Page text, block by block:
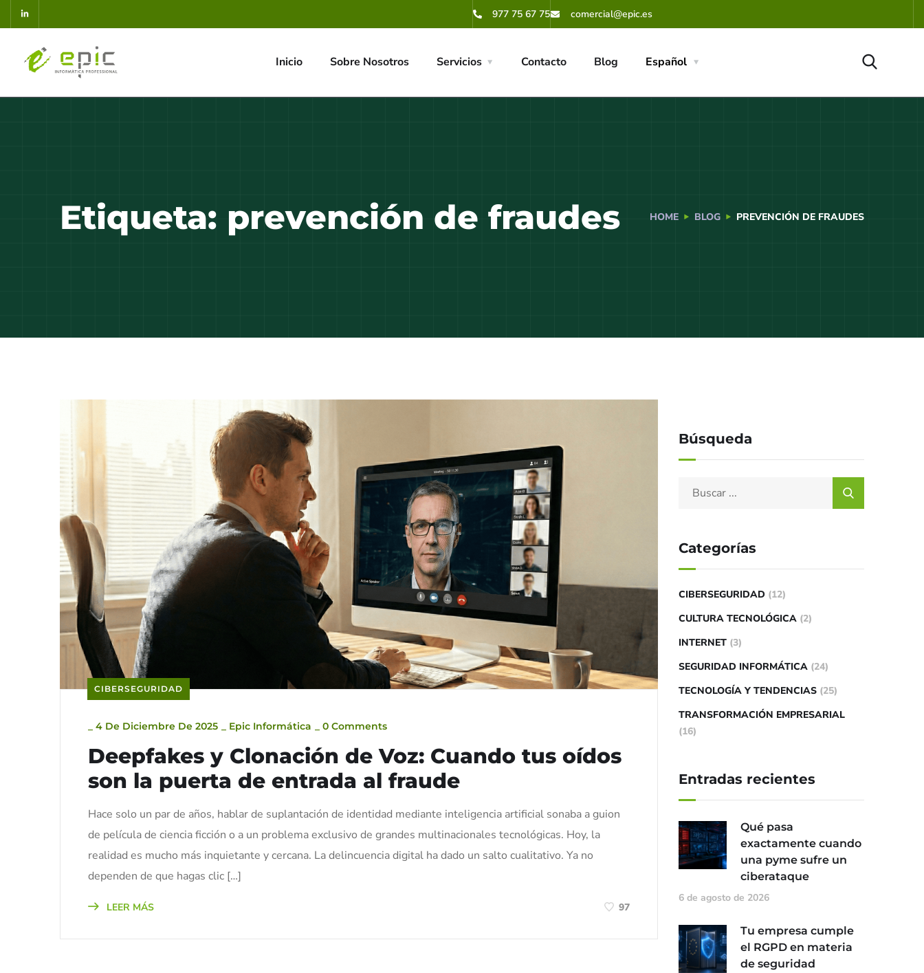
977 75 67 75 comercial@epic.es
Inicio Sobre Nosotros Servicios Contacto Blog Español
Etiqueta: prevención de fraudes HOME BLOG PREVENCIÓN DE FRAUDES
CIBERSEGURIDAD
4 De Diciembre De 2025 Epic Informática 0 Comments
Deepfakes y Clonación de Voz: Cuando tus oídos
son la puerta de entrada al fraude
Hace solo un par de años, hablar de suplantación de identidad mediante inteligencia artificial sonaba a guion
de película de ciencia ficción o a un problema exclusivo de grandes multinacionales tecnológicas. Hoy, la
realidad es mucho más inquietante y cercana. La delincuencia digital ha dado un salto cualitativo. Ya no
dependen de que hagas clic […]
LEER MÁS 97
Búsqueda
Categorías
CIBERSEGURIDAD (12)
CULTURA TECNOLÓGICA (2)
INTERNET (3)
SEGURIDAD INFORMÁTICA (24)
TECNOLOGÍA Y TENDENCIAS (25)
TRANSFORMACIÓN EMPRESARIAL
(16)
Entradas recientes
Qué pasa
exactamente cuando
una pyme sufre un
ciberataque
6 de agosto de 2026
Tu empresa cumple
el RGPD en materia
de seguridad